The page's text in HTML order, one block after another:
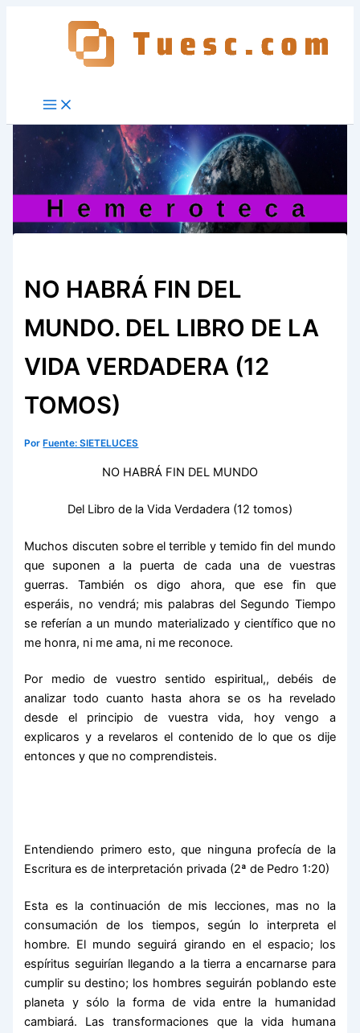
NO HABRÁ FIN DEL
MUNDO. DEL LIBRO DE LA
VIDA VERDADERA (12
TOMOS)
Por Fuente: SIETELUCES
NO HABRÁ FIN DEL MUNDO
Del Libro de la Vida Verdadera (12 tomos)
Muchos discuten sobre el terrible y temido fin del mundo
que suponen a la puerta de cada una de vuestras
guerras. También os digo ahora, que ese fin que
esperáis, no vendrá; mis palabras del Segundo Tiempo
se referían a un mundo materializado y científico que no
me honra, ni me ama, ni me reconoce.
Por medio de vuestro sentido espiritual,, debéis de
analizar todo cuanto hasta ahora se os ha revelado
desde el principio de vuestra vida, hoy vengo a
explicaros y a revelaros el contenido de lo que os dije
entonces y que no comprendisteis.
Entendiendo primero esto, que ninguna profecía de la
Escritura es de interpretación privada (2ª de Pedro 1:20)
Esta es la continuación de mis lecciones, mas no la
consumación de los tiempos, según lo interpreta el
hombre. El mundo seguirá girando en el espacio; los
espíritus seguirían llegando a la tierra a encarnarse para
cumplir su destino; los hombres seguirán poblando este
planeta y sólo la forma de vida entre la humanidad
cambiará. Las transformaciones que la vida humana